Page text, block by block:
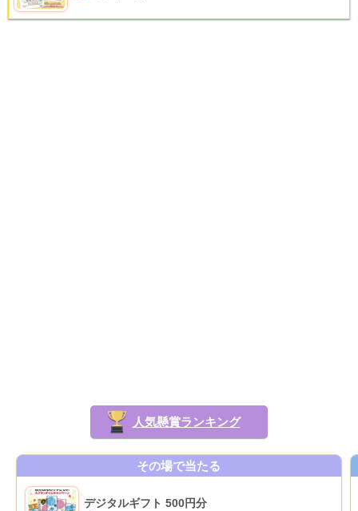
人気懸賞ランキング
その場で当たる
デジタルギフト 500円分